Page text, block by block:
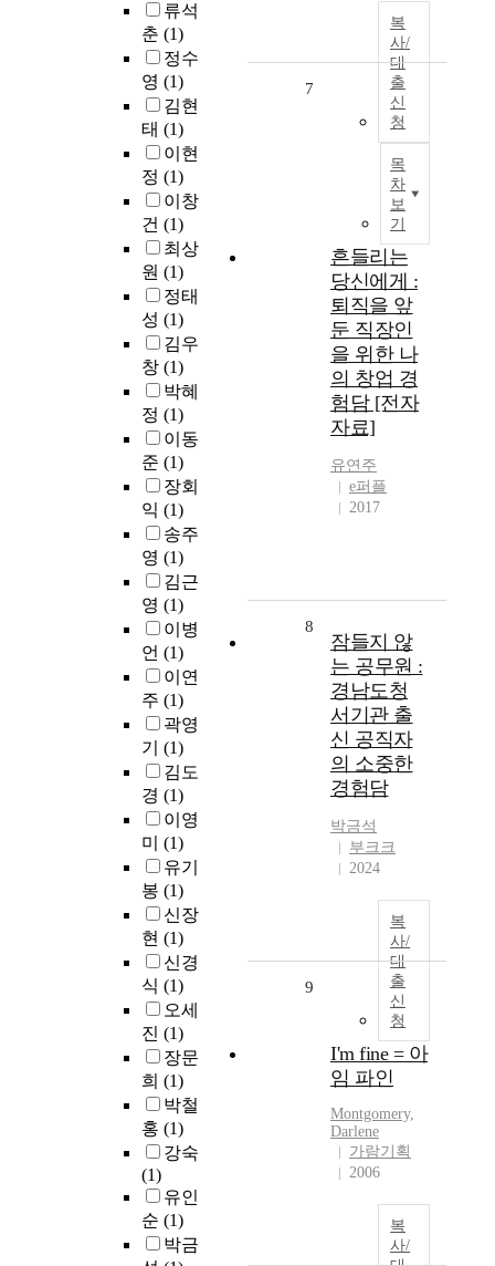
류석
춘 (1)
정수
영 (1)
김현
태 (1)
이현
정 (1)
이창
건 (1)
최상
원 (1)
정태
성 (1)
김우
창 (1)
박혜
정 (1)
이동
준 (1)
장회
익 (1)
송주
영 (1)
김근
영 (1)
이병
언 (1)
이연
주 (1)
곽영
기 (1)
김도
경 (1)
이영
미 (1)
유기
봉 (1)
신장
현 (1)
신경
식 (1)
오세
진 (1)
장문
희 (1)
박철
홍 (1)
강숙
(1)
유인
순 (1)
박금
복
사/
대
출
신
청
목
차
보
기
7
흔들리는
당신에게 :
퇴직을 앞
둔 직장인
을 위한 나
의 창업 경
험담 [전자
자료]
유연주
e퍼플
2017
8
잠들지 않
는 공무원 :
경남도청
서기관 출
신 공직자
의 소중한
경험담
박금석
부크크
2024
복
사/
대
출
신
청
9
I'm fine = 아
임 파인
Montgomery,
Darlene
가람기획
2006
복
사/